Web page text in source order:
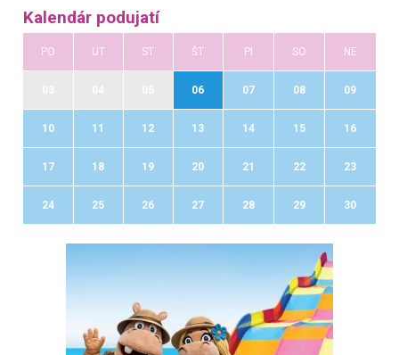
Kalendár podujatí
PO UT ST ŠT PI SO NE
06 07 08 09
10 11 12 13 14 15 16
17 18 19 20 21 22 23
24 25 26 27 28 29 30